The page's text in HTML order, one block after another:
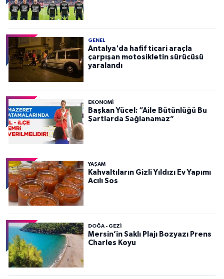
GENEL
Antalya'da hafif ticari araçla
çarpışan motosikletin sürücüsü
yaralandı
EKONOMI
Başkan Yücel: “Aile Bütünlüğü Bu
Şartlarda Sağlanamaz”
YAŞAM
Kahvaltıların Gizli Yıldızı Ev Yapımı
Acılı Sos
DOĞA - GEZI
Mersin’in Saklı Plajı Bozyazı Prens
Charles Koyu